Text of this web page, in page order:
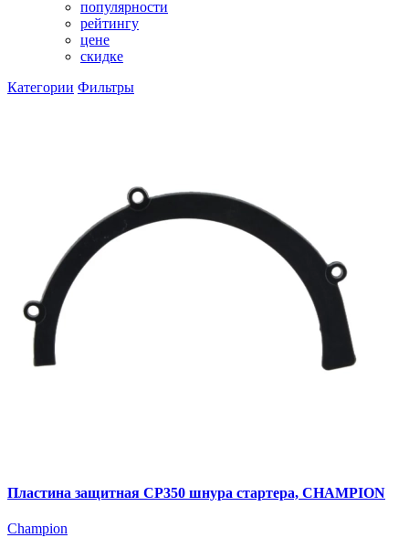
популярности
рейтингу
цене
скидке
Категории Фильтры
Пластина защитная CP350 шнура стартера, CHAMPION
Champion